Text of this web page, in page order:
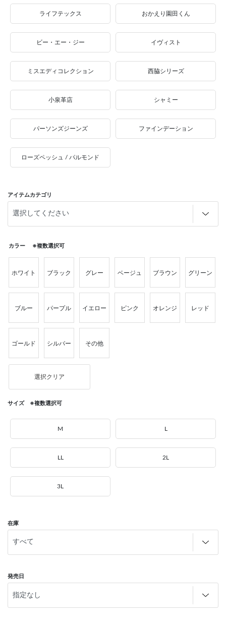
ライフテックス おかえり園田くん
ビー・エー・ジー イヴィスト
ミスエディコレクション 西脇シリーズ
小泉革店 シャミー
パーソンズジーンズ ファインデーション
ローズペッシュ / パルモンド
アイテムカテゴリ
カラー ※複数選択可
ホワイト ブラック グレー ベージュ ブラウン グリーン
ブルー パープル イエロー ピンク オレンジ レッド
ゴールド シルバー その他
選択クリア
サイズ ※複数選択可
M L
LL 2L
3L
在庫
発売日